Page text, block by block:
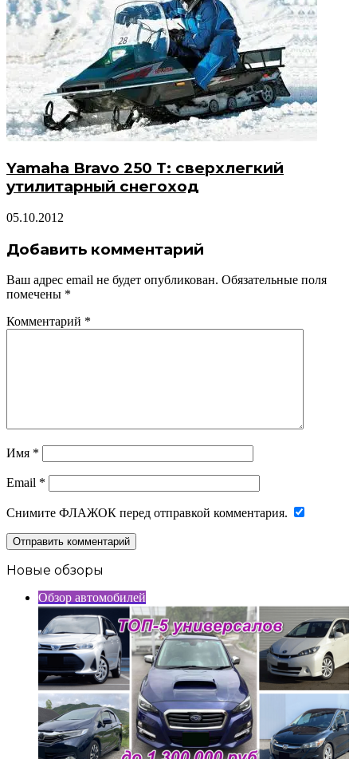
Yamaha Bravo 250 T: сверхлегкий
утилитарный снегоход
05.10.2012
Добавить комментарий
Ваш адрес email не будет опубликован. Обязательные поля
помечены *
Комментарий *
Имя *
Email *
Снимите ФЛАЖОК перед отправкой комментария.
Новые обзоры
Обзор автомобилей